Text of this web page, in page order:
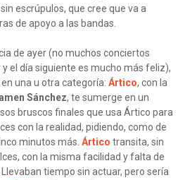
escrúpulos, que cree que va a
de apoyo a las bandas.
de ayer (no muchos conciertos
el día siguiente es mucho más feliz),
una u otra categoría: Ártico, con la
Sánchez, te sumerge en un
bruscos finales que usa Ártico para
con la realidad, pidiendo, como de
minutos más. Ártico transita, sin
con la misma facilidad y falta de
tiempo sin actuar, pero sería